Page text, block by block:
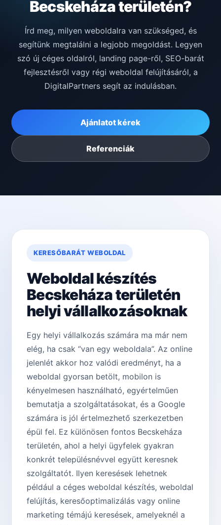
Becskeháza területén?
Írd meg, milyen weboldalra van szükséged, és
segítünk megtalálni a legjobb megoldást. Legyen
szó új céges oldalról, landing page-ről, SEO-barát
fejlesztésről vagy régi weboldal felújításáról, a
DigitalPartners segít az indulásban.
Ajánlatot kérek
Referenciák
KERESŐBARÁT WEBOLDAL
Weboldal készítés
Becskeháza területén
helyi vállalkozásoknak
Egy helyi vállalkozás számára ma már nem
elég, ha csak “van egy weboldala”. Az online
jelenlét akkor hoz valódi eredményt, ha a
weboldal gyorsan betölt, mobilon is
kényelmesen használható, egyértelműen
bemutatja a szolgáltatásokat, és a Google
számára is jól értelmezhető szerkezetben
épül fel. Ez különösen fontos Becskeháza
területén, ahol a helyi ügyfelek gyakran
konkrét településnévvel együtt keresnek
szolgáltatót. Ilyen keresések lehetnek
például a céges weboldal készítés, weboldal
felújítás, keresőoptimalizálás vagy online
marketing témájú keresések, amelyeknél a